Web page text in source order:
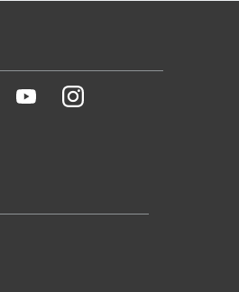
Twitter YoutubeInstagram